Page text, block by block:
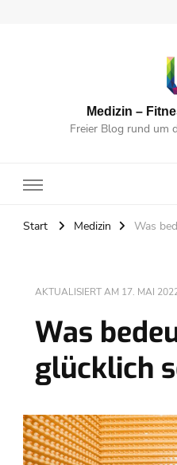
Medizin –
Freier Blog rund um
Start Medizin Was
AKTUALISIERT AM 17. MAI
Was
glücklich